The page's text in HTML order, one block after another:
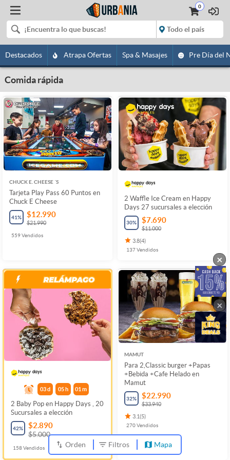
0
Destacados Atrapa Ofertas Spa & Masajes Pre Día del
Comida rápida
CHUCK E. CHEESE ´S
Tarjeta Play Pass 60 Puntos en
Chuck E Cheese
41% $12.990
$21.990
559Vendidos
2 Waffle Ice Cream en Happy
Days 27 sucursales a elección
30% $7.690
$11.000
3.8(4)
137Vendidos
03 d 05 h 01 m
2 Baby Pop en Happy Days , 20
Sucursales a elección
42% $2.890
$5.000
158Vendidos
MAMUT
Para 2,Classic burger +Papas
+Bebida +Cafe Helado en
Mamut
32% $22.990
$33.940
3.1(5)
270Vendidos
Orden Filtros Mapa
×
×